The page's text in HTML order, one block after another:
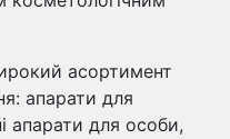
асортимент
апарати для
апарати для особи,